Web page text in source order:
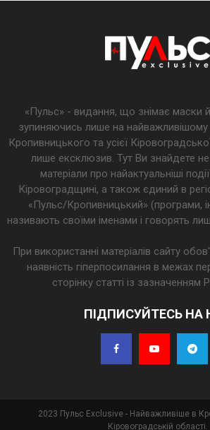
«Пульс» - видання, що знімає маски
зупиняючись лише на найважливішому
Кропивницького та усієї
лише ексклюзив. Тут Ви знайдете не
матеріали про найактуальніші
Кіровоградщині, а також єдиний в
«Пульс/Кропивницький» (програми,
називають своїми іменами і говорять
При використанні матеріалів сайту
наявність гіперпосилання в межах
сторінку статті із зазначенням
ПІДПИСУЙТЕСЬ НА
2023 Пульс Exclusive - Найважливіше в
Кіровоградській області.